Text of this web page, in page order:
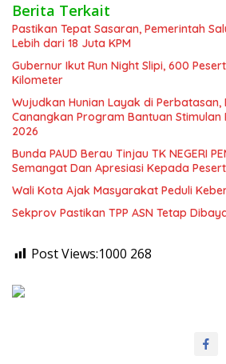
Berita Terkait
Pastikan Tepat Sasaran, Pemerintah
Lebih dari 18 Juta KPM
Gubernur Ikut Run Night Slipi, 600
Kilometer
Wujudkan Hunian Layak di Perbatasan,
Canangkan Program Bantuan Stimulan
2026
Bunda PAUD Berau Tinjau TK NEGERI
Semangat Dan Apresiasi Kepada
Wali Kota Ajak Masyarakat Peduli
Sekprov Pastikan TPP ASN Tetap
Post Views:1000 268